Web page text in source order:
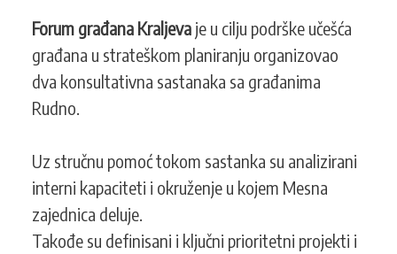
SEARCH
FORM
PRETRAGA
Forum građana Kraljeva je u cilju podrške učešća
građana u strateškom planiranju organizovao
dva konsultativna sastanaka sa građanima
Rudno.
Uz stručnu pomoć tokom sastanka su analizirani
interni kapaciteti i okruženje u kojem Mesna
zajednica deluje.
Takođe su definisani i ključni prioritetni projekti i